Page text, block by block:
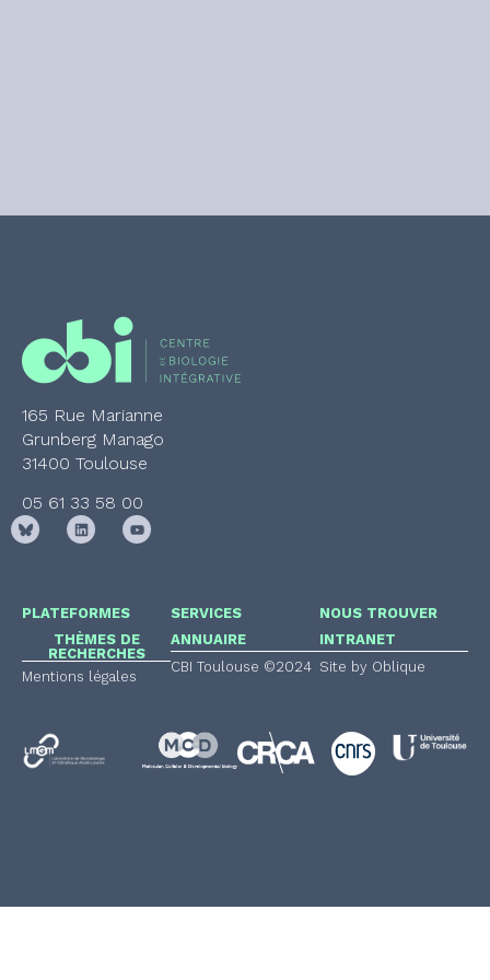
165 Rue Marianne
Grunberg Manago
31400 Toulouse
05 61 33 58 00
PLATEFORMES
THÈMES DE
RECHERCHES
Mentions légales
SERVICES
ANNUAIRE
CBI Toulouse ©2024
NOUS TROUVER
INTRANET
Site by Oblique